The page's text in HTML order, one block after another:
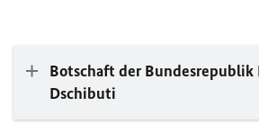
Botschaft der Bundesrepublik
Dschibuti